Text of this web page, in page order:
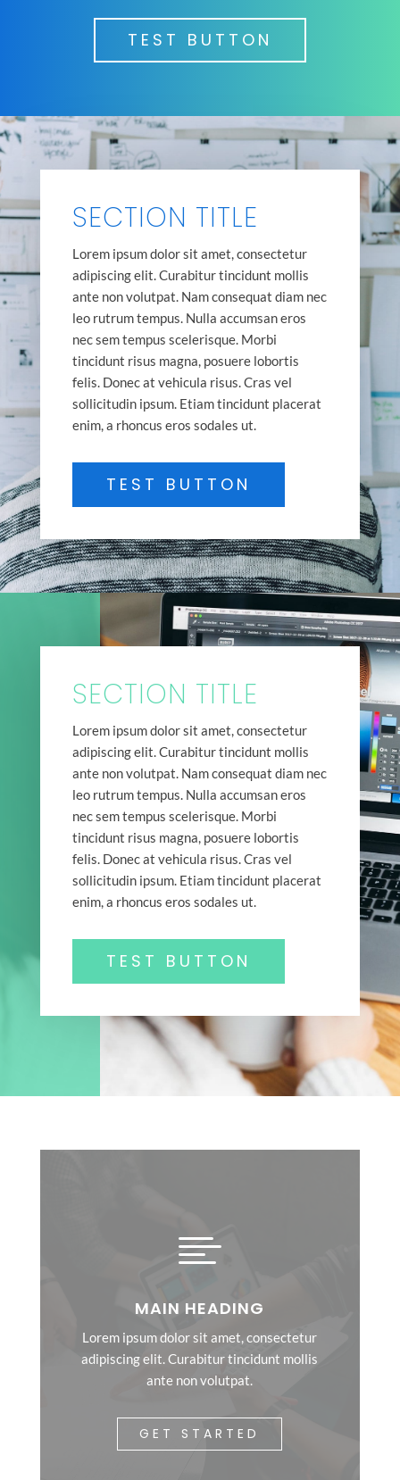
TEST BUTTON
SECTION TITLE
Lorem ipsum dolor sit amet, consectetur
adipiscing elit. Curabitur tincidunt mollis
ante non volutpat. Nam consequat diam nec
leo rutrum tempus. Nulla accumsan eros
nec sem tempus scelerisque. Morbi
tincidunt risus magna, posuere lobortis
felis. Donec at vehicula risus. Cras vel
sollicitudin ipsum. Etiam tincidunt placerat
enim, a rhoncus eros sodales ut.
TEST BUTTON
SECTION TITLE
Lorem ipsum dolor sit amet, consectetur
adipiscing elit. Curabitur tincidunt mollis
ante non volutpat. Nam consequat diam nec
leo rutrum tempus. Nulla accumsan eros
nec sem tempus scelerisque. Morbi
tincidunt risus magna, posuere lobortis
felis. Donec at vehicula risus. Cras vel
sollicitudin ipsum. Etiam tincidunt placerat
enim, a rhoncus eros sodales ut.
TEST BUTTON

MAIN HEADING
Lorem ipsum dolor sit amet, consectetur
adipiscing elit. Curabitur tincidunt mollis
ante non volutpat.
GET STARTED